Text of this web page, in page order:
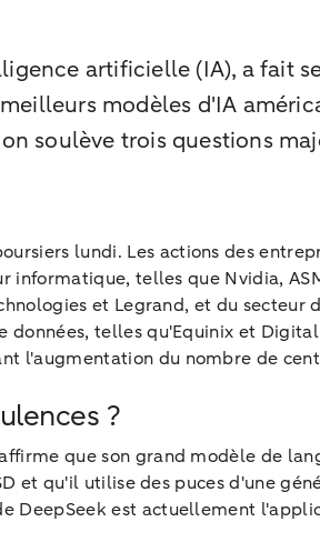
artificielle (IA), a fait
modèles d'IA
soulève trois questions
lundi. Les actions des
telles que Nvidia,
et Legrand, et du
données, telles qu'Equinix et
l'augmentation du nombre de
?
que son grand modèle de
et qu'il utilise des puces d'une
DeepSeek est actuellement